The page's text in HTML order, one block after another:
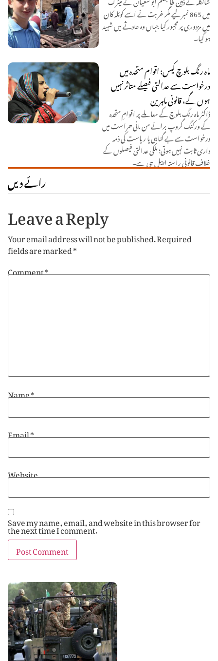
میں 865 نمبر لیے مگر غربت نے اسے کوئلہ کان
میں مزدوری پر مجبور کیا جہاں وہ حادثے میں شہید
ہو گیا۔
ماہ رنگ بلوچ کیس: اقوام متحدہ میں
درخواست سے عدالتی فیصلے متاثر نہیں
ہوں گے، قانونی ماہرین
ڈاکٹر ماہ رنگ بلوچ کے معاملے پر اقوامِ متحدہ
کے ورکنگ گروپ برائے من مانی حراست میں
درخواست سے بے گناہی یا ریاست کی ذمہ
داری ثابت نہیں ہوتی؛ ملکی عدالتی فیصلوں کے
خلاف قانونی راستہ اپیل ہی ہے۔
رائے دیں
Leave a Reply
Your email address will not be published.Required
fields are marked*
Comment*
Name*
Email*
Website
Save my name, email, and website in this browser for
the next time I comment.